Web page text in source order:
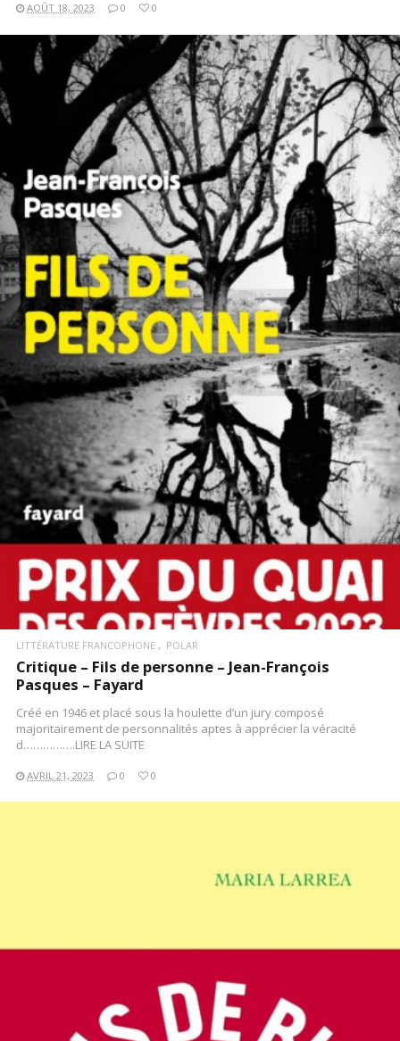
AOÛT 18, 2023 0 0
LIRE LA SUITE
LITTÉRATURE FRANCOPHONE POLAR
Critique – Fils de personne – Jean-François
Pasques – Fayard
Créé en 1946 et placé sous la houlette d’un jury composé
majoritairement de personnalités aptes à apprécier la véracité
d…………….LIRE LA SUITE
AVRIL 21, 2023 0 0